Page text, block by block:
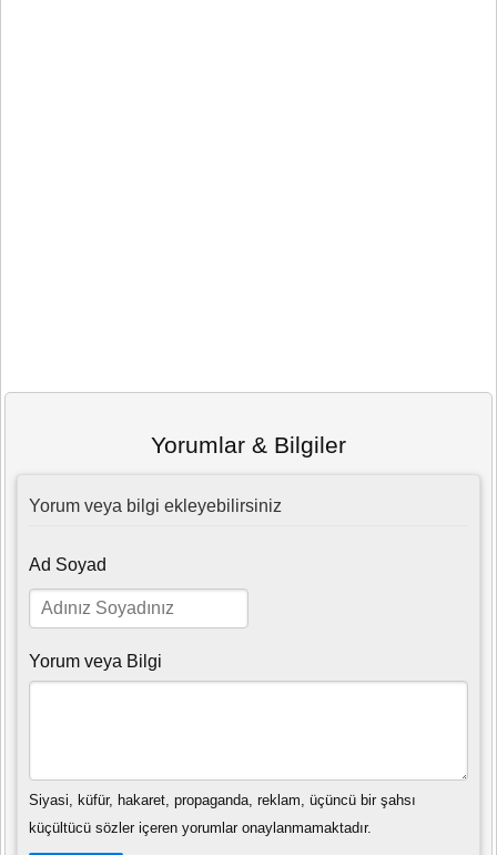
Yorumlar & Bilgiler
Yorum veya bilgi ekleyebilirsiniz
Ad Soyad
Yorum veya Bilgi
Siyasi, küfür, hakaret, propaganda, reklam, üçüncü bir şahsı
küçültücü sözler içeren yorumlar onaylanmamaktadır.